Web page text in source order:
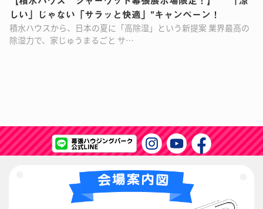
しい」じゃない「サラッと快適」”キャンペーン！
積水ハウスから、日本の夏に「高除湿」という新提案 業界最高の
除湿力で、家じゅうまるごと サ…